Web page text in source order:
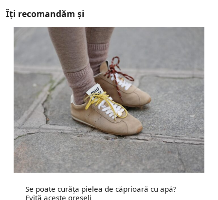
Îți recomandăm și
Se poate curăța pielea de căprioară cu apă?
Evită aceste greșeli